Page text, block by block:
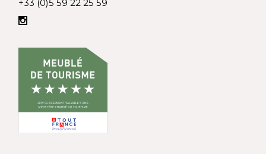
+33 (0)5 59 22 25 59